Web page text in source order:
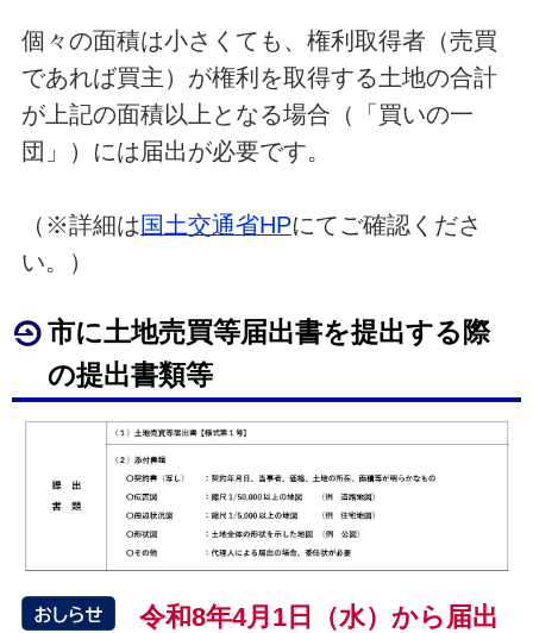
個々の面積は小さくても、権利取得者（売買
であれば買主）が権利を取得する土地の合計
が上記の面積以上となる場合（「買いの一
団」）には届出が必要です。
（※詳細は国土交通省HPにてご確認くださ
い。）
市に土地売買等届出書を提出する際
の提出書類等
令和8年4月1日（水）から届出